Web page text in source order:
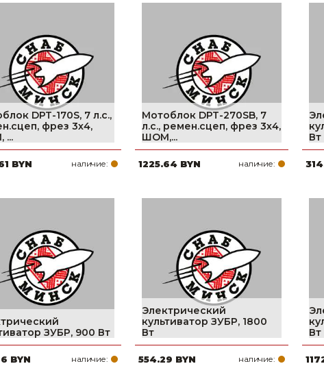
DPT-170S, 7 л.с.,
фрез 3х4,
...
BYN наличие:
Мотоблок DPT-270SB, 7
л.с., ремен.сцеп, фрез 3х4,
ШОМ,...
1225.64 BYN наличие:
Вт
ЗУБР, 900 Вт
BYN наличие:
Электрический
культиватор ЗУБР, 1800
Вт
554.29 BYN наличие:
Вт